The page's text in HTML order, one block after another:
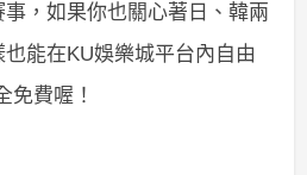
，如果你也關心著日、韓兩
能在KU娛樂城平台內自由
免費喔！